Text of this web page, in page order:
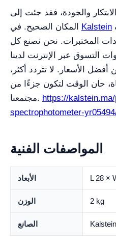
والجودة، فقد جئت إلى
Kalstein
المختبرات. نحن نصنع كل
التسوق عبر الإنترنت لدينا
الأسعار. لا تتردد أكثر،
حان الوقت لتكون جزءًا من
مجتمعنا. https://
spectrophotometer-
المواصفات الفنية
الأبعاد L 28 ×
الوزن 2 kg
الصانع Kalstein